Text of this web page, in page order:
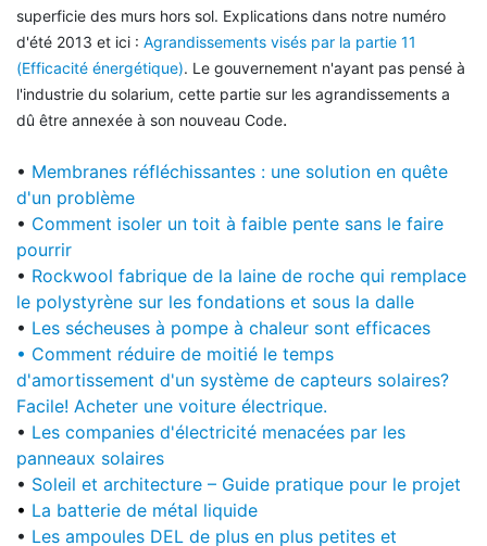
superficie des murs hors sol. Explications dans notre numéro
d'été 2013 et ici : Agrandissements visés par la partie 11
(Efficacité énergétique). Le gouvernement n'ayant pas pensé à
l'industrie du solarium, cette partie sur les agrandissements a
dû être annexée à son nouveau Code.
• Membranes réfléchissantes : une solution en quête
d'un problème
• Comment isoler un toit à faible pente sans le faire
pourrir
• Rockwool fabrique de la laine de roche qui remplace
le polystyrène sur les fondations et sous la dalle
• Les sécheuses à pompe à chaleur sont efficaces
• Comment réduire de moitié le temps
d'amortissement d'un système de capteurs solaires?
Facile! Acheter une voiture électrique.
• Les companies d'électricité menacées par les
panneaux solaires
• Soleil et architecture – Guide pratique pour le projet
• La batterie de métal liquide
• Les ampoules DEL de plus en plus petites et